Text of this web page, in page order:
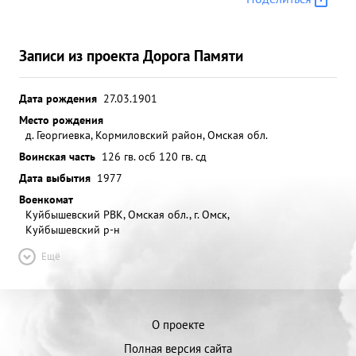
Записи из проекта Дорога Памяти
Дата рождения 27.03.1901
Место рождения
д. Георгиевка, Кормиловский район, Омская обл.
Воинская часть 126 гв. осб 120 гв. сд
Дата выбытия 1977
Военкомат
Куйбышевский РВК, Омская обл., г. Омск,
Куйбышевский р-н
Ещё
О проекте
Полная версия сайта